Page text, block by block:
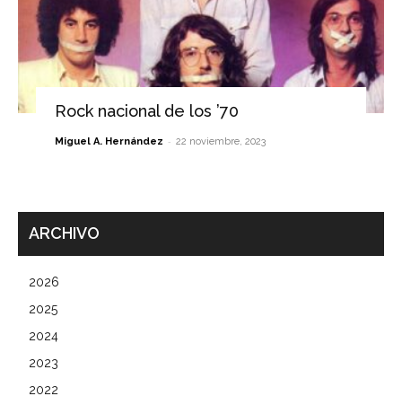
Rock nacional de los ’70
Miguel A. Hernández - 22 noviembre, 2023
ARCHIVO
2026
2025
2024
2023
2022